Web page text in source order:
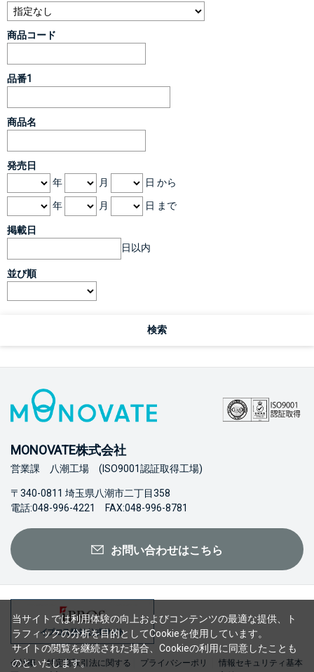
商品コード
品番1
商品名
発売日
年
月 日 から
年 月 日 まで
掲載日
日以内
並び順
MONOVATE株式会社
営業課 八潮工場 (ISO9001認証取得工場)
〒340-0811 埼玉県八潮市二丁目358
電話:048-996-4221 FAX:048-996-8781
お問い合わせはこちら
会社概
特定商取引法に関する
プライバシーポリ
情報セキュリティ基本
当サイトでは利用体験の向上およびコンテンツの最適な提供、ト
ラフィックの分析を目的としてCookieを使用しています。
サイトの閲覧を継続された場合、Cookieの利用に同意したことも
のといたします。